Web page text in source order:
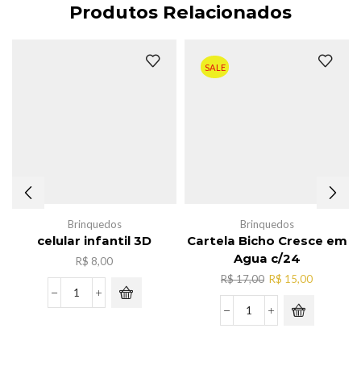
Produtos Relacionados
Brinquedos
celular infantil 3D
R$ 8,00
celular
SALE
Brinquedos
Cartela Bicho Cresce em
Agua c/24
R$17,00 O
preço
original
era:
R$ 15,00O
Cartela